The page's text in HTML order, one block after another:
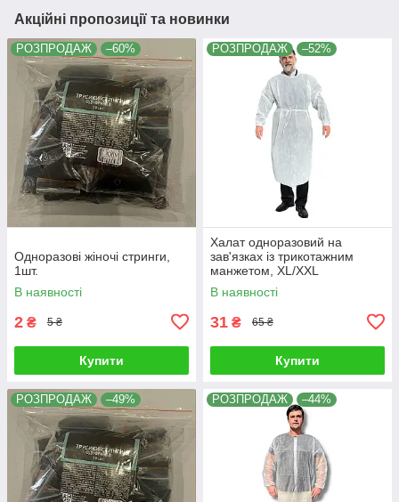
Акційні пропозиції та новинки
РОЗПРОДАЖ –60%
Одноразові жіночі стринги,
1шт.
В наявності
2 ₴ 5 ₴
Купити
РОЗПРОДАЖ –52%
Халат одноразовий на
зав'язках із трикотажним
манжетом, ХL/XXL
В наявності
31 ₴ 65 ₴
Купити
РОЗПРОДАЖ –49% РОЗПРОДАЖ –44%